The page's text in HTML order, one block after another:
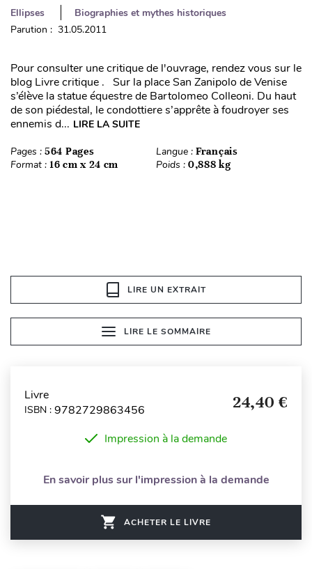
Ellipses
Biographies et mythes historiques
Parution : 31.05.2011
Pour consulter une critique de l'ouvrage, rendez vous sur le
blog Livre critique . Sur la place San Zanipolo de Venise
s’élève la statue équestre de Bartolomeo Colleoni. Du haut
de son piédestal, le condottiere s’apprête à foudroyer ses
ennemis d... LIRE LA SUITE
Pages : 564 Pages Langue : Français
Format : 16 cm x 24 cm Poids : 0,888 kg
LIRE UN EXTRAIT
LIRE LE SOMMAIRE
Livre
ISBN : 9782729863456 24,40 €
Impression à la demande
En savoir plus sur l'impression à la demande
ACHETER LE LIVRE